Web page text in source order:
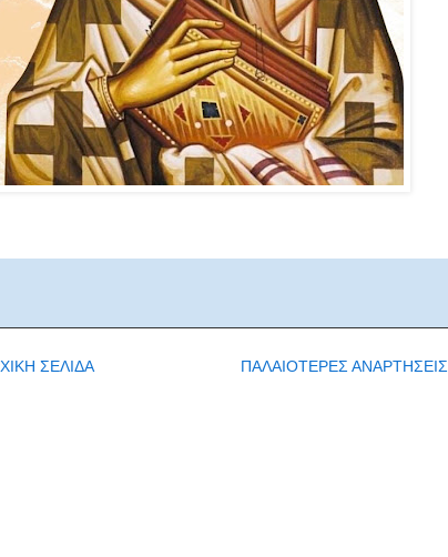
ΠΑΛΑΙΟΤΕΡΕΣ ΑΝΑΡΤΗΣΕΙΣ
ΣΕΛΙΔΑ